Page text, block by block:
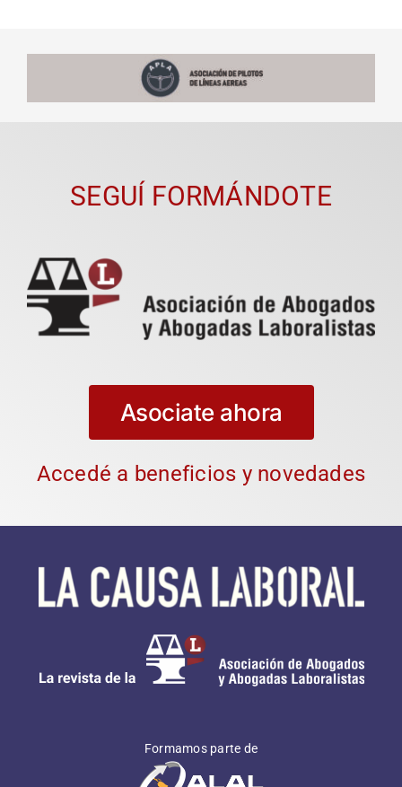
SEGUÍ FORMÁNDOTE
Asociate ahora
Accedé a beneficios y novedades
Formamos parte de